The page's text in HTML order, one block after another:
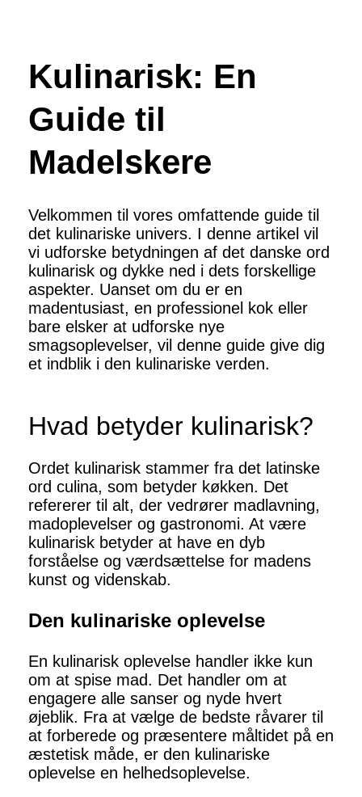
Kulinarisk: En
Guide til
Madelskere
Velkommen til vores omfattende guide til
det kulinariske univers. I denne artikel vil
vi udforske betydningen af det danske ord
kulinarisk og dykke ned i dets forskellige
aspekter. Uanset om du er en
madentusiast, en professionel kok eller
bare elsker at udforske nye
smagsoplevelser, vil denne guide give dig
et indblik i den kulinariske verden.
Hvad betyder kulinarisk?
Ordet kulinarisk stammer fra det latinske
ord culina, som betyder køkken. Det
refererer til alt, der vedrører madlavning,
madoplevelser og gastronomi. At være
kulinarisk betyder at have en dyb
forståelse og værdsættelse for madens
kunst og videnskab.
Den kulinariske oplevelse
En kulinarisk oplevelse handler ikke kun
om at spise mad. Det handler om at
engagere alle sanser og nyde hvert
øjeblik. Fra at vælge de bedste råvarer til
at forberede og præsentere måltidet på en
æstetisk måde, er den kulinariske
oplevelse en helhedsoplevelse.